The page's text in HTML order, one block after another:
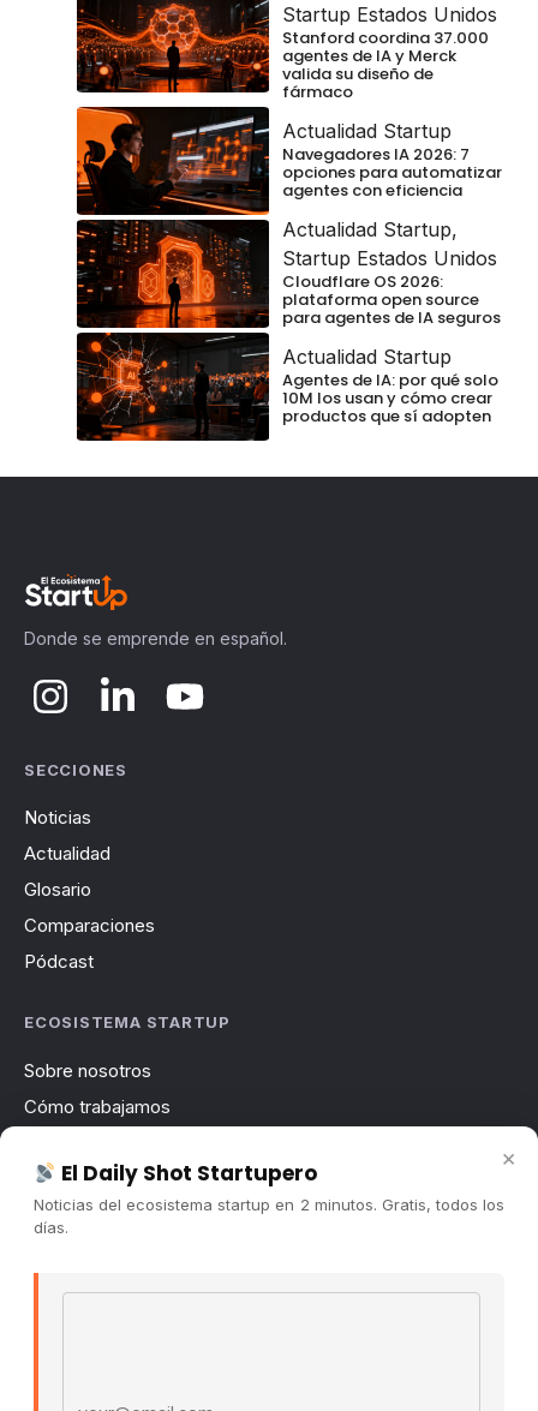
Startup Estados Unidos
Stanford coordina 37.000
agentes de IA y Merck
valida su diseño de
fármaco
Actualidad Startup
Navegadores IA 2026: 7
opciones para automatizar
agentes con eficiencia
Actualidad Startup,
Startup Estados Unidos
Cloudflare OS 2026:
plataforma open source
para agentes de IA seguros
Actualidad Startup
Agentes de IA: por qué solo
10M los usan y cómo crear
productos que sí adopten
Donde se emprende en español.
SECCIONES
Noticias
Actualidad
Glosario
Comparaciones
Pódcast
ECOSISTEMA STARTUP
Sobre nosotros
Cómo trabajamos
Contacto
Publicidad
×
El Daily Shot Startupero
Noticias del ecosistema startup en 2 minutos. Gratis, todos los
días.